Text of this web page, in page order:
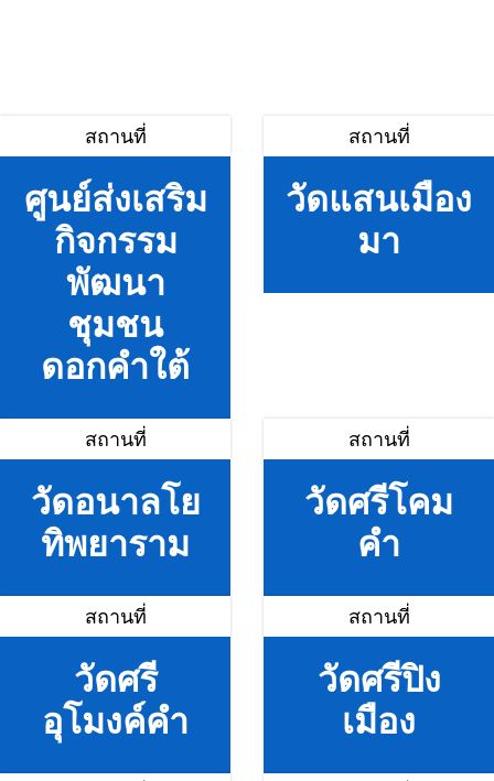
สถานที่
ศูนย์ส่งเสริม
กิจกรรม
พัฒนา
ชุมชน
ดอกคำใต้
สถานที่
วัดแสนเมือง
มา
สถานที่
วัดอนาลโย
ทิพยาราม
สถานที่
วัดศรีโคม
คำ
สถานที่
วัดศรี
อุโมงค์คำ
สถานที่
วัดศรีปิง
เมือง